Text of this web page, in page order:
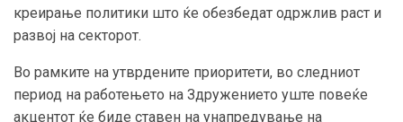
креирање политики што ќе обезбедат одржлив раст и
развој на секторот.
Во рамките на утврдените приоритети, во следниот
период на работењето на Здружението уште повеќе
акцентот ќе биде ставен на унапредување на